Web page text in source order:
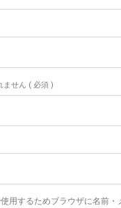
ません ( 必須 )
用するためブラウザに名前・